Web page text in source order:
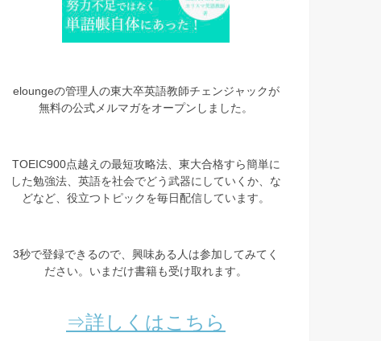
eloungeの管理人の東大卒英語教師チェンジャックが
無料の公式メルマガをオープンしました。
TOEIC900点越えの最短攻略法、東大合格すら簡単に
した勉強法、英語を社会でどう武器にしていくか、な
どなど、役立つトピックを毎日配信しています。
3秒で登録できるので、興味ある人は参加してみてく
ださい。いまだけ書籍も受け取れます。
⇒詳しくはこちら